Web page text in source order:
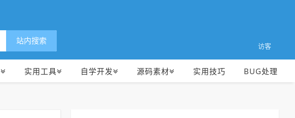
访客
站内搜索
实用工具 自学开发 源码素材 实用技巧 BUG处理